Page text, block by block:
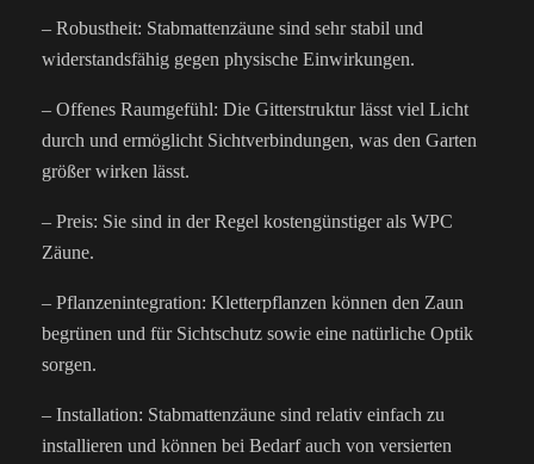
– Robustheit: Stabmattenzäune sind sehr stabil und
widerstandsfähig gegen physische Einwirkungen.
– Offenes Raumgefühl: Die Gitterstruktur lässt viel Licht
durch und ermöglicht Sichtverbindungen, was den Garten
größer wirken lässt.
– Preis: Sie sind in der Regel kostengünstiger als WPC
Zäune.
– Pflanzenintegration: Kletterpflanzen können den Zaun
begrünen und für Sichtschutz sowie eine natürliche Optik
sorgen.
– Installation: Stabmattenzäune sind relativ einfach zu
installieren und können bei Bedarf auch von versierten